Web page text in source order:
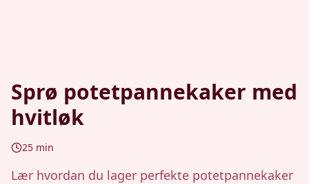
Sprø potetpannekaker med
hvitløk
25 min
Lær hvordan du lager perfekte potetpannekaker